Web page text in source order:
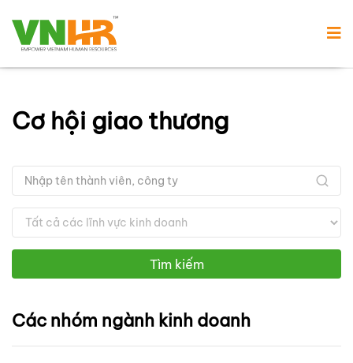
Cơ hội giao thương
Tìm kiếm
Các nhóm ngành kinh doanh